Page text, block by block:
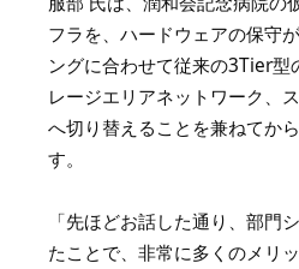
フラを、ハードウェアの保守
ングに合わせて従来の3Tier型
レージエリアネットワーク、
へ切り替えることを兼ねてか
す。
「先ほどお話した通り、部門
たことで、非常に多くのメリ